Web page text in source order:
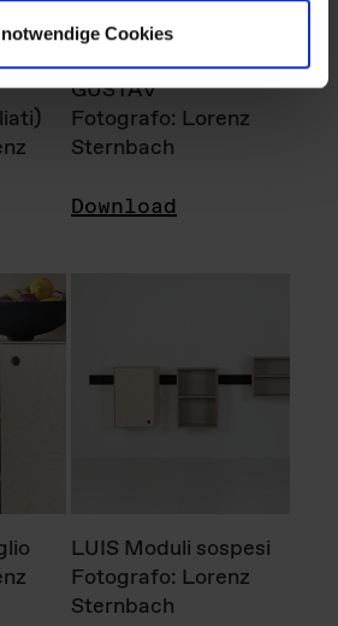
Cookies
GUSTAV
Fotografo: Lorenz
Sternbach
Download
LUIS Moduli sospesi
Fotografo: Lorenz
Sternbach